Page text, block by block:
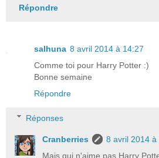
Répondre
salhuna 8 avril 2014 à 14:27
Comme toi pour Harry Potter :)
Bonne semaine
Répondre
Réponses
Cranberries
8 avril 2014 à
Mais qui n'aime pas Harry